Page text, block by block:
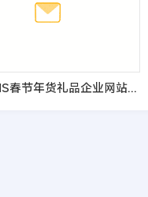
EyouCMS春节年货礼品企业网站模板